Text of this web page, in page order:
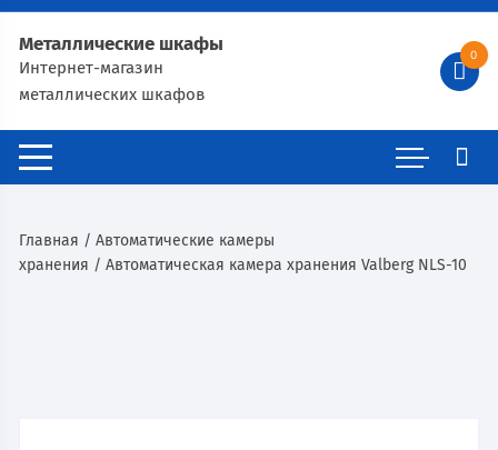
Металлические шкафы
Интернет-магазин
металлических шкафов
0
Главная /Автоматические камеры
хранения / Автоматическая камера хранения Valberg NLS-10